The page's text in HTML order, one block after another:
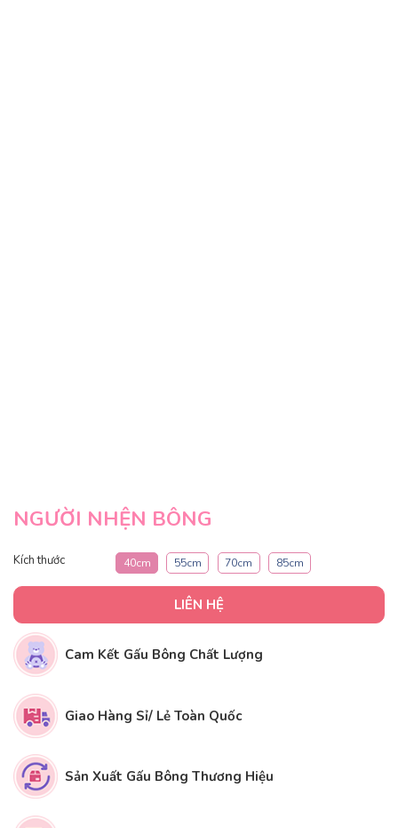
NGƯỜI NHỆN BÔNG
Kích thước 40cm 55cm 70cm 85cm
LIÊN HỆ
Cam Kết Gấu Bông Chất Lượng
Giao Hàng Sỉ/ Lẻ Toàn Quốc
Sản Xuất Gấu Bông Thương Hiệu